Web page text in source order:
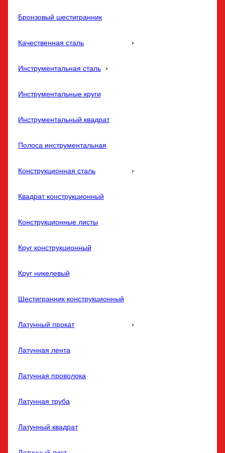
Бронзовый шестигранник
Качественная сталь
Инструментальная сталь
Инструментальные круги
Инструментальный квадрат
Полоса инструментальная
Конструкционная сталь
Квадрат конструкционный
Конструкционные листы
Круг конструкционный
Круг никелевый
Шестигранник конструкционный
Латунный прокат
Латунная лента
Латунная проволока
Латунная труба
Латунный квадрат